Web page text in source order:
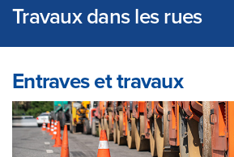
Travaux dans les rues
Entraves et travaux